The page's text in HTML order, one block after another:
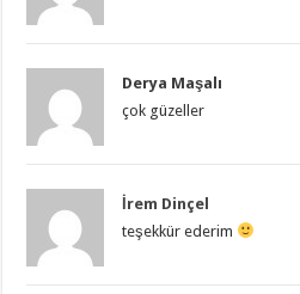
Derya Maşalı
çok güzeller
İrem Dinçel
teşekkür ederim